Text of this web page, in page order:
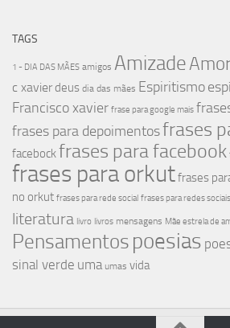
TAGS
1 - DIA DAS MÃES amigos Amizade
c xavier deus dia das mães Espiritismo
Francisco xavier frase para google mais
frases para depoimentosfrases
facebockfrases para facebook
frases para orkutfrases
no orkut frases para rede social frases para redes sociais
literatura livro livros mensagens Mãe estrela de
Pensamentospoesias
sinal verde uma umas vida